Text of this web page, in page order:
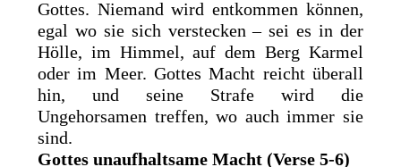
Gottes. Niemand wird entkommen können,
egal wo sie sich verstecken – sei es in der
Hölle, im Himmel, auf dem Berg Karmel
oder im Meer. Gottes Macht reicht überall
hin, und seine Strafe wird die
Ungehorsamen treffen, wo auch immer sie
sind.
Gottes unaufhaltsame Macht (Verse 5-6)